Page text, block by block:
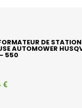
DE
AUTOMOWER
550
€